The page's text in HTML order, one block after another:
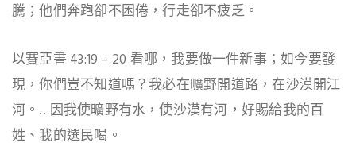
騰 ；他們奔跑卻不困倦，行走卻不疲乏。
以賽亞書 43:19 – 20 看哪，我要做一件新事；如今要發
現，你們豈不知道嗎？我必在曠野開道路，在沙漠開江
河 。…因我使曠野有水，使沙漠有河，好賜給我的百
姓、我的選民喝 。